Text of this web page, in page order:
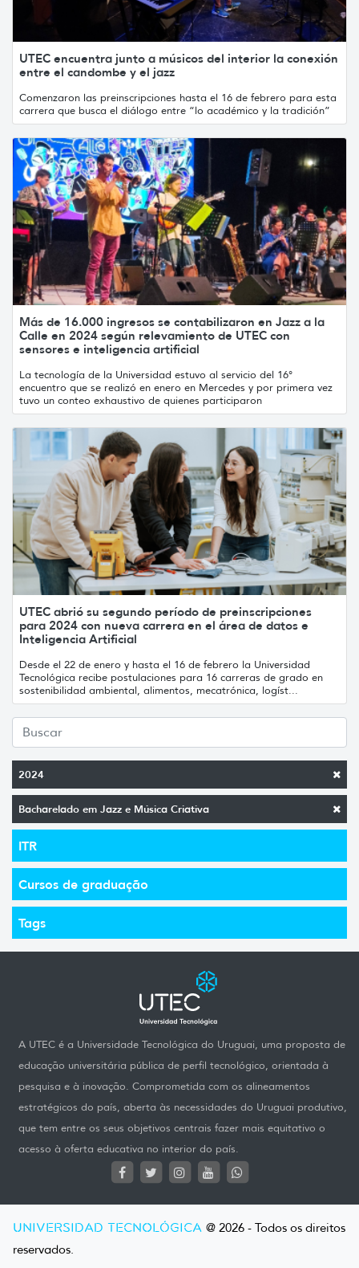
2024
Bacharelado em Jazz e Música Criativa
ITR
Cursos de graduação
Tags
UTEC encuentra junto a músicos del interior la conexión
entre el candombe y el jazz
Comenzaron las preinscripciones hasta el 16 de febrero para esta
carrera que busca el diálogo entre “lo académico y la tradición”
Más de 16.000 ingresos se contabilizaron en Jazz a la
Calle en 2024 según relevamiento de UTEC con
sensores e inteligencia artificial
La tecnología de la Universidad estuvo al servicio del 16°
encuentro que se realizó en enero en Mercedes y por primera vez
tuvo un conteo exhaustivo de quienes participaron
UTEC abrió su segundo período de preinscripciones
para 2024 con nueva carrera en el área de datos e
Inteligencia Artificial
Desde el 22 de enero y hasta el 16 de febrero la Universidad
Tecnológica recibe postulaciones para 16 carreras de grado en
sostenibilidad ambiental, alimentos, mecatrónica, logíst...
A UTEC é a Universidade Tecnológica do Uruguai, uma proposta de
educação universitária pública de perfil tecnológico, orientada à
pesquisa e à inovação. Comprometida com os alineamentos
estratégicos do país, aberta às necessidades do Uruguai produtivo,
que tem entre os seus objetivos centrais fazer mais equitativo o
acesso à oferta educativa no interior do país.
UNIVERSIDAD TECNOLÓGICA @ 2026 - Todos os direitos
reservados.